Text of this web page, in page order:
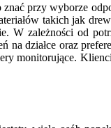
przy wyborze
takich jak
zależności od
działce oraz
monitorujące.